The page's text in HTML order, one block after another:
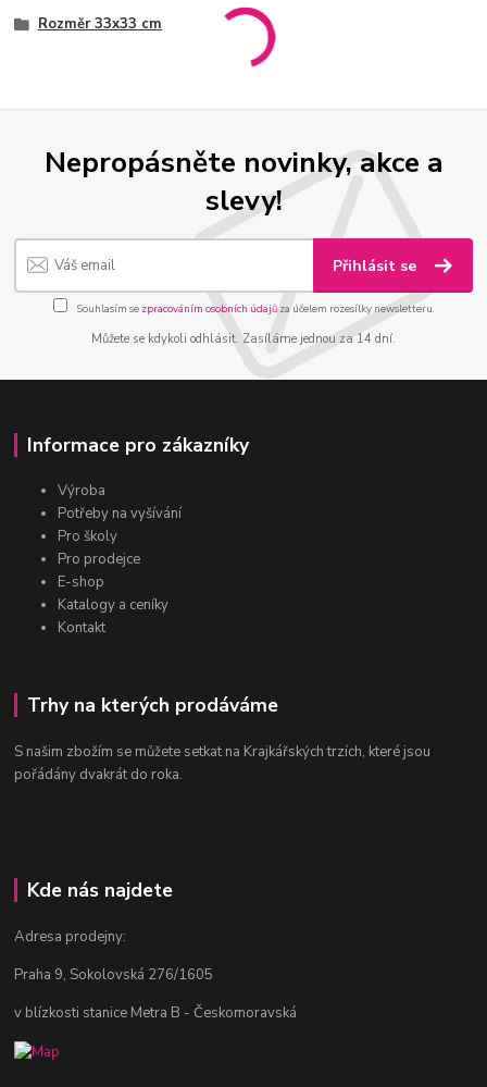
Rozměr 33x33 cm
Nepropásněte novinky, akce a
slevy!
Přihlásit se
Souhlasím se zpracováním osobních údajůza účelem rozesílky newsletteru.
Můžete se kdykoli odhlásit. Zasíláme jednou za 14 dní.
Informace pro zákazníky
Výroba
Potřeby na vyšívání
Pro školy
Pro prodejce
E-shop
Katalogy a ceníky
Kontakt
Trhy na kterých prodáváme
S našim zbožím se můžete setkat na Krajkářských trzích, které jsou
pořádány dvakrát do roka.
Kde nás najdete
Adresa prodejny:
Praha 9, Sokolovská 276/1605
v blízkosti stanice Metra B - Českomoravská